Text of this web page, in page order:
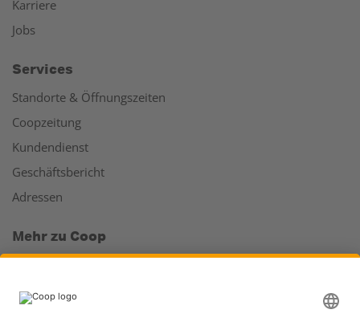
Karriere
Jobs
Services
Standorte & Öffnungszeiten
Coopzeitung
Kundendienst
Geschäftsbericht
Adressen
Mehr zu Coop
Läden & Services